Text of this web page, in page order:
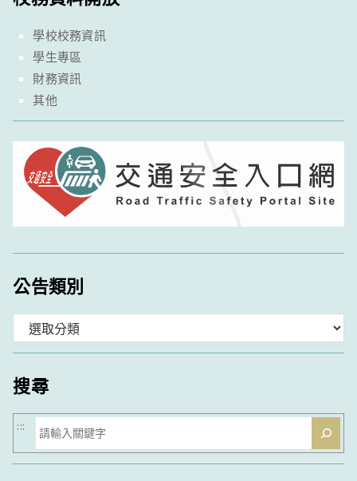
學校校務資訊
學生專區
財務資訊
其他
公告類別
類
搜尋
搜
尋
:::